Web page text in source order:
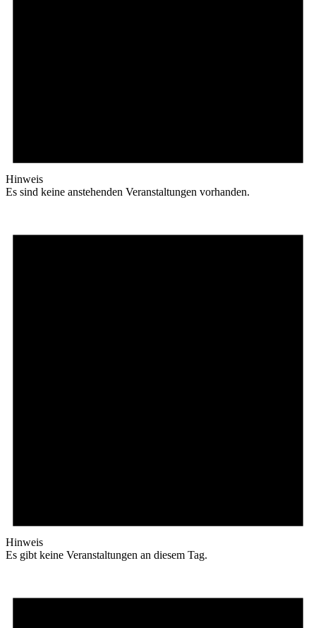
Hinweis
Es sind keine anstehenden Veranstaltungen vorhanden.
Hinweis
Es gibt keine Veranstaltungen an diesem Tag.